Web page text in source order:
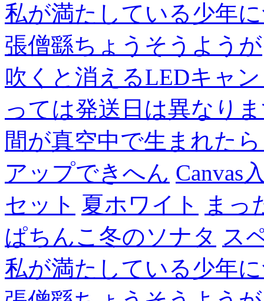
私が満たしている少年
張僧繇ちょうそうようが
吹くと消えるLEDキャ
っては発送日は異なり
間が真空中で生まれた
アップできへん Canvas
セット 夏ホワイト
まっ
ぱちんこ冬のソナタ ス
私が満たしている少年